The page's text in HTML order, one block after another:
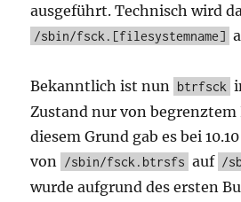
ausgeführt. Technisch wird
/sbin/fsck.[filesystemname]
Bekanntlich ist nun btrfsck
Zustand nur von begrenztem
diesem Grund gab es bei
von /sbin/fsck.btrsfs auf /
wurde aufgrund des ersten